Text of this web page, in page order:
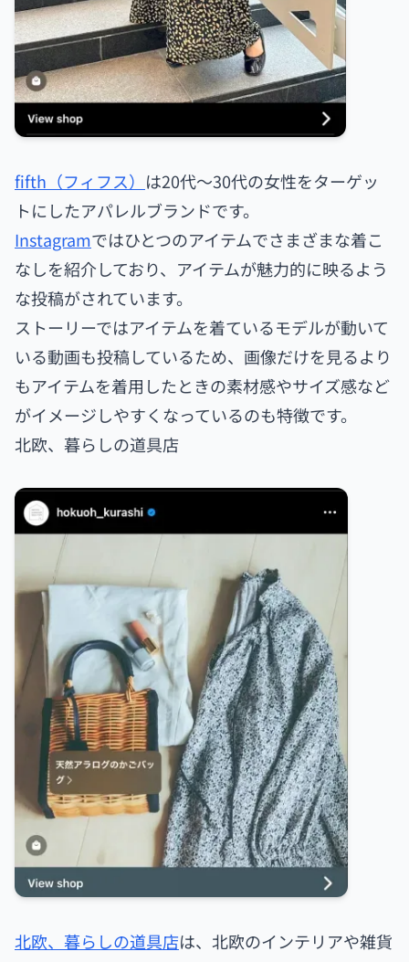
fifth（フィフス） は20代〜30代の女性をターゲッ
トにしたアパレルブランドです。
Instagramではひとつのアイテムでさまざまな着こ
なしを紹介しており、アイテムが魅力的に映るよう
な投稿がされています。
ストーリーではアイテムを着ているモデルが動いて
いる動画も投稿しているため、画像だけを見るより
もアイテムを着用したときの素材感やサイズ感など
がイメージしやすくなっているのも特徴です。
北欧、暮らしの道具店
北欧、暮らしの道具店は、北欧のインテリアや雑貨